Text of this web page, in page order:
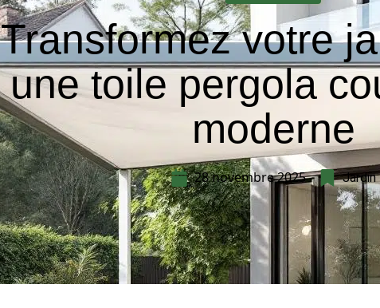
Transformez votre
une toile pergola
moderne
28 novembre 2025 Jardin